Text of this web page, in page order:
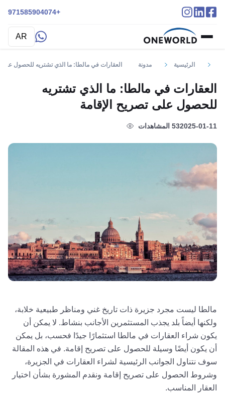
+971585904074
AR
الرئيسية مدونة العقارات في مالطا: ما الذي تشتريه للحصول على
العقارات في مالطا: ما الذي تشتريه
للحصول على تصريح الإقامة
2025-01-1153 المشاهدات
مالطا ليست مجرد جزيرة ذات تاريخ غني ومناظر طبيعية خلابة،
ولكنها أيضاً بلد يجذب المستثمرين الأجانب بنشاط. لا يمكن أن
يكون شراء العقارات في مالطا استثمارًا جيدًا فحسب، بل يمكن
أن يكون أيضًا وسيلة للحصول على تصريح إقامة. في هذه المقالة
سوف نتناول الجوانب الرئيسية لشراء العقارات في الجزيرة،
وشروط الحصول على تصريح إقامة ونقدم المشورة بشأن اختيار
العقار المناسب.